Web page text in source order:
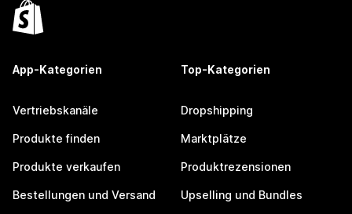
App-Kategorien
Vertriebskanäle
Produkte finden
Produkte verkaufen
Bestellungen und Versand
Top-Kategorien
Dropshipping
Marktplätze
Produktrezensionen
Upselling und Bundles